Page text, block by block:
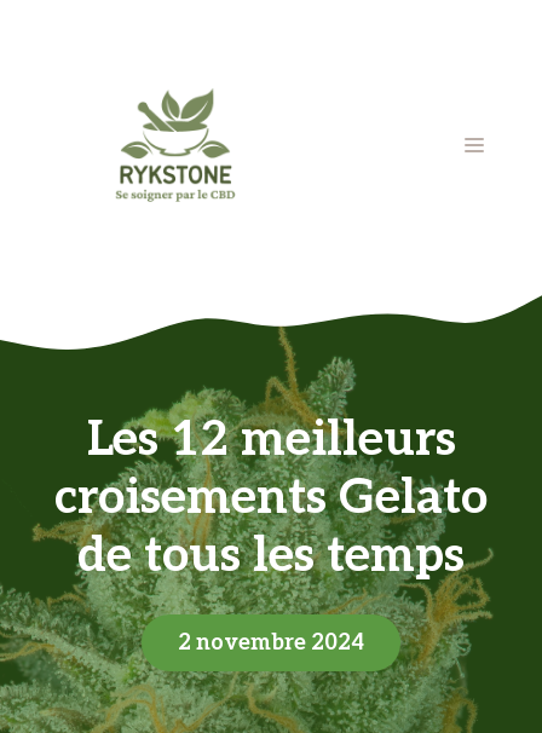
MENU
Les 12 meilleurs
croisements Gelato
de tous les temps
2 novembre 2024